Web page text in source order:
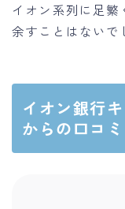
イオン系列に足繁
余すことはないで
イオン銀行
からの口コミ